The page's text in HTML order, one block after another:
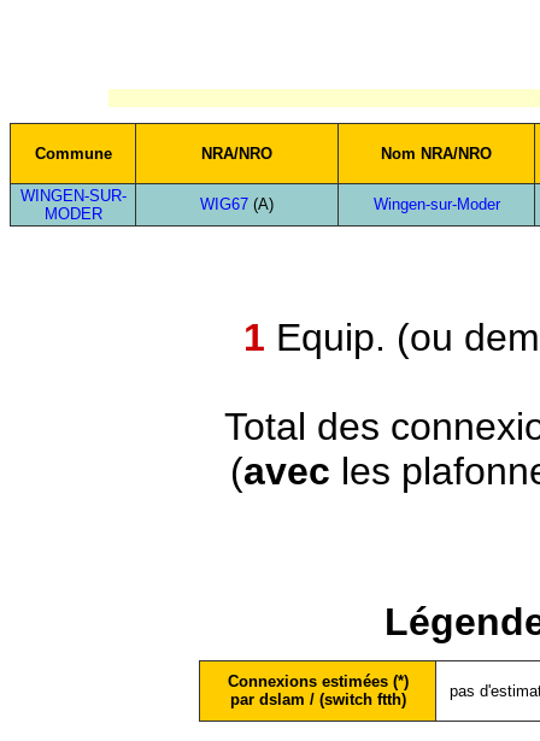
Commune NRA/NRO Nom NRA/NRO
WINGEN-SUR-
MODER
WIG67 (A) Wingen-sur-Moder
1 Equip. (ou
Total des
(avec les
Connexions estimées (*)
par dslam / (switch ftth)
pas